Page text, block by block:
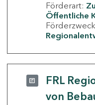
Förderart:
Öffentliche
FRL
von